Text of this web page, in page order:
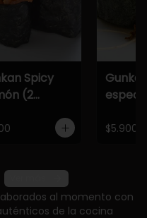
Spicy
(2
$5.900
al momento con
de la cocina